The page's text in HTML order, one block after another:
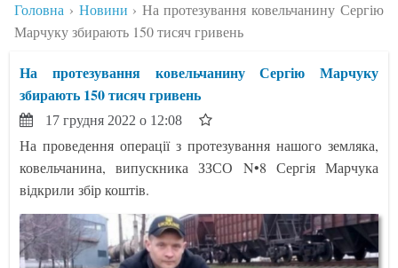
БЛОГИ
Головна Новини
На протезування ковельчанину Сергію
Марчуку збирають 150 тисяч гривень
На протезування ковельчанину Сергію Марчуку
збирають 150 тисяч гривень
17 грудня 2022 о 12:08
На проведення операції з протезування нашого земляка,
ковельчанина, випускника ЗЗСО N•8 Сергія Марчука
відкрили збір коштів.